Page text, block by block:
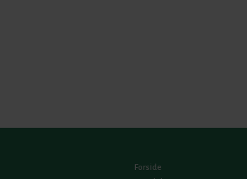
Forside